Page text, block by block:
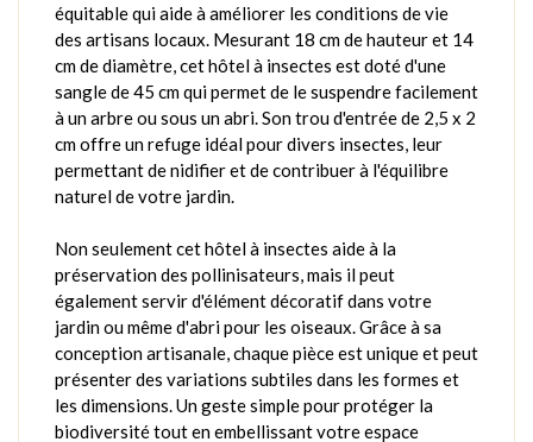
équitable qui aide à améliorer les conditions de vie
des artisans locaux. Mesurant 18 cm de hauteur et 14
cm de diamètre, cet hôtel à insectes est doté d'une
sangle de 45 cm qui permet de le suspendre facilement
à un arbre ou sous un abri. Son trou d'entrée de 2,5 x 2
cm offre un refuge idéal pour divers insectes, leur
permettant de nidifier et de contribuer à l'équilibre
naturel de votre jardin.
Non seulement cet hôtel à insectes aide à la
préservation des pollinisateurs, mais il peut
également servir d'élément décoratif dans votre
jardin ou même d'abri pour les oiseaux. Grâce à sa
conception artisanale, chaque pièce est unique et peut
présenter des variations subtiles dans les formes et
les dimensions. Un geste simple pour protéger la
biodiversité tout en embellissant votre espace